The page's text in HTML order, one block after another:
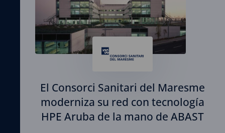
El Consorci Sanitari del Maresme
moderniza su red con tecnología
HPE Aruba de la mano de ABAST